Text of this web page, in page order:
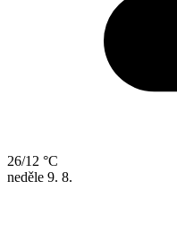
26/12 °C
neděle 9. 8.